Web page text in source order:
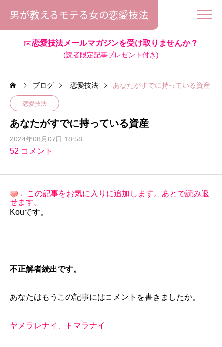
男が教えるモテる女の恋愛技法
✉️恋愛技法メールマガジンを受け取りませんか？
(読者限定記事プレゼント付き)
ブログ 恋愛技法 あなたがすでに持っている資産
恋愛技法
あなたがすでに持っている資産
2024年08月07日 18:58
52 コメント
←この記事をお気に入りに追加します。あとで読み返
せます。
Kouです。
不正解者続出です。
あなたはもうこの記事にはコメントを書きましたか。
ヤメラレナイ、トマラナイ